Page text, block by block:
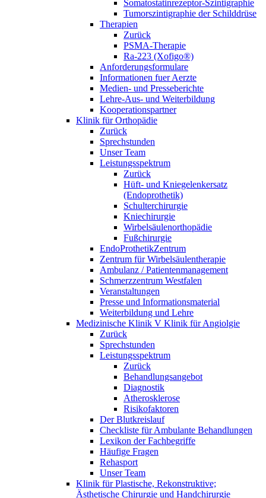
Somatostatinrezeptor-Szintigraphie
Tumorszintigraphie der Schilddrüse
Therapien
Zurück
PSMA-Therapie
Ra-223 (Xofigo®)
Anforderungsformulare
Informationen fuer Aerzte
Medien- und Presseberichte
Lehre-Aus- und Weiterbildung
Kooperationspartner
Klinik für Orthopädie
Zurück
Sprechstunden
Unser Team
Leistungsspektrum
Zurück
Hüft- und Kniegelenkersatz
(Endoprothetik)
Schulterchirurgie
Kniechirurgie
Wirbelsäulenorthopädie
Fußchirurgie
EndoProthetikZentrum
Zentrum für Wirbelsäulentherapie
Ambulanz / Patientenmanagement
Schmerzzentrum Westfalen
Veranstaltungen
Presse und Informationsmaterial
Weiterbildung und Lehre
Medizinische Klinik V Klinik für Angiolgie
Zurück
Sprechstunden
Leistungsspektrum
Zurück
Behandlungsangebot
Diagnostik
Atherosklerose
Risikofaktoren
Der Blutkreislauf
Checkliste für Ambulante Behandlungen
Lexikon der Fachbegriffe
Häufige Fragen
Rehasport
Unser Team
Klinik für Plastische, Rekonstruktive;
Ästhetische Chirurgie und Handchirurgie